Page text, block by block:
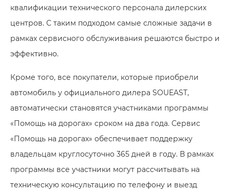
квалификации технического персонала дилерских
центров. С таким подходом самые сложные задачи в
рамках сервисного обслуживания решаются быстро и
эффективно.
Кроме того, все покупатели, которые приобрели
автомобиль у официального дилера SOUEAST,
автоматически становятся участниками программы
«Помощь на дорогах» сроком на два года. Сервис
«Помощь на дорогах» обеспечивает поддержку
владельцам круглосуточно 365 дней в году. В рамках
программы все участники могут рассчитывать на
техническую консультацию по телефону и выезд